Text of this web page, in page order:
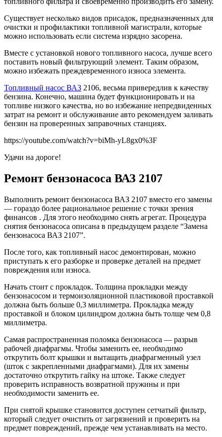
Существует несколько видов присадок, предназначенных для
очистки и профилактики топливной магистрали, которые
можно использовать если система изрядно засорена.
Вместе с установкой нового топливного насоса, лучше всего
поставить новый фильтрующий элемент. Таким образом,
можно избежать преждевременного износа элемента.
Топливный насос ВАЗ 2106, весьма привередлив к качеству
бензина. Конечно, машина будет функционировать и на
топливе низкого качества, но во избежание непредвиденных
затрат на ремонт и обслуживание авто рекомендуем заливать
бензин на проверенных заправочных станциях.
https://youtube.com/watch?v=biMh-yL8gx0%3F
Удачи на дороге!
Ремонт бензонасоса ВАЗ 2107
Выполнить ремонт бензонасоса ВАЗ 2107 вместо его замены
— гораздо более рациональное решение с точки зрения
финансов . Для этого необходимо снять агрегат. Процедура
снятия бензонасоса описана в предыдущем разделе “Замена
бензонасоса ВАЗ 2107”.
После того, как топливный насос демонтирован, можно
приступать к его разборке и проверке деталей на предмет
повреждения или износа.
Начать стоит с прокладок. Толщина прокладки между
бензонасосом и термоизоляционной пластиковой проставкой
должна быть больше 0,3 миллиметра. Прокладка между
проставкой и блоком цилиндром должна быть толще чем 0,8
миллиметра.
Самая распространенная поломка бензонасоса — разрыв
рабочей диафрагмы. Чтобы заменить ее, необходимо
открутить болт крышки и вытащить диафрагменный узел
(шток с закрепленными диафрагмами). Для их замены
достаточно открутить гайку на штоке. Также следует
проверить исправность возвратной пружины и при
необходимости заменить ее.
При снятой крышке становится доступен сетчатый фильтр,
который следует очистить от загрязнений и проверить на
предмет повреждений, прежде чем устанавливать на место.